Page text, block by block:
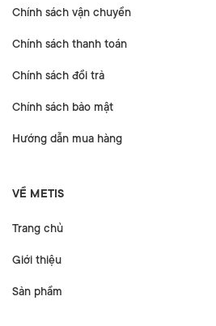
Chính sách vận chuyển
Chính sách thanh toán
Chính sách đổi trả
Chính sách bảo mật
Hướng dẫn mua hàng
VỀ METIS
Trang chủ
Giới thiệu
Sản phẩm